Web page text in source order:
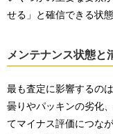
せる」と確信できる状
メンテナンス状態と
最も査定に影響するの
曇りやパッキンの劣化
てマイナス評価につな